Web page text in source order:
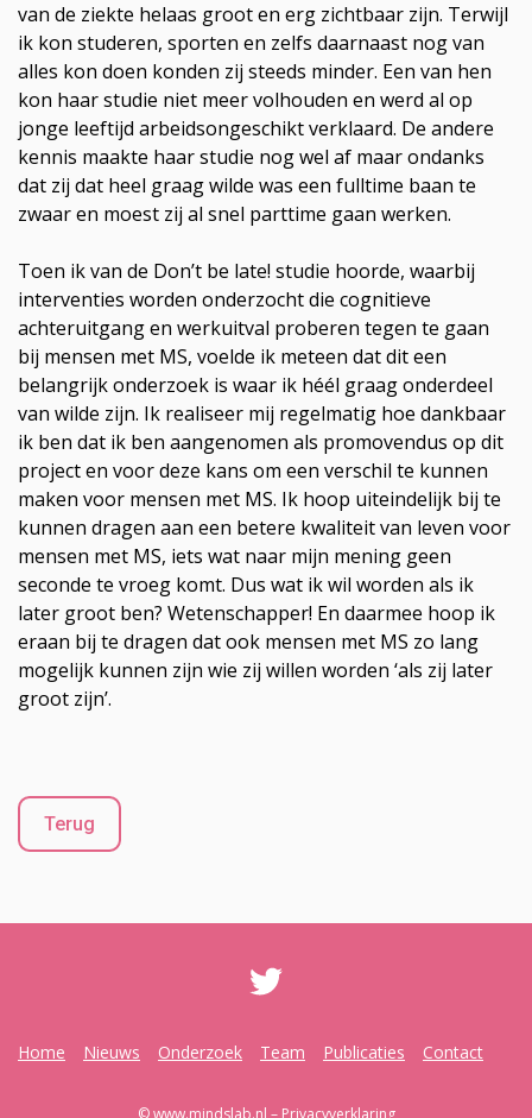
van de ziekte helaas groot en erg zichtbaar zijn. Terwijl
ik kon studeren, sporten en zelfs daarnaast nog van
alles kon doen konden zij steeds minder. Een van hen
kon haar studie niet meer volhouden en werd al op
jonge leeftijd arbeidsongeschikt verklaard. De andere
kennis maakte haar studie nog wel af maar ondanks
dat zij dat heel graag wilde was een fulltime baan te
zwaar en moest zij al snel parttime gaan werken.
Toen ik van de Don’t be late! studie hoorde, waarbij
interventies worden onderzocht die cognitieve
achteruitgang en werkuitval proberen tegen te gaan
bij mensen met MS, voelde ik meteen dat dit een
belangrijk onderzoek is waar ik héél graag onderdeel
van wilde zijn. Ik realiseer mij regelmatig hoe dankbaar
ik ben dat ik ben aangenomen als promovendus op dit
project en voor deze kans om een verschil te kunnen
maken voor mensen met MS. Ik hoop uiteindelijk bij te
kunnen dragen aan een betere kwaliteit van leven voor
mensen met MS, iets wat naar mijn mening geen
seconde te vroeg komt. Dus wat ik wil worden als ik
later groot ben? Wetenschapper! En daarmee hoop ik
eraan bij te dragen dat ook mensen met MS zo lang
mogelijk kunnen zijn wie zij willen worden ‘als zij later
groot zijn’.
Terug
Home Nieuws Onderzoek Team Publicaties Contact
© www.mindslab.nl – Privacyverklaring